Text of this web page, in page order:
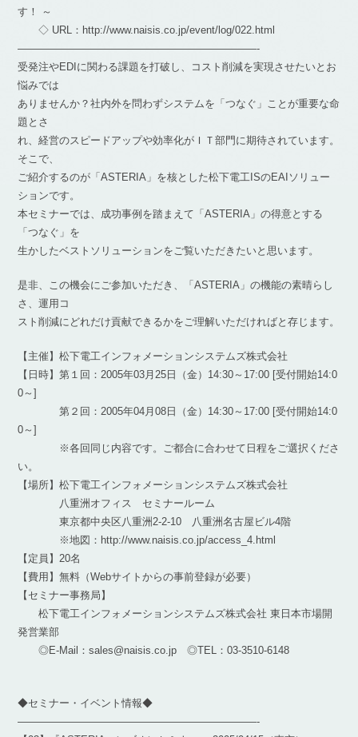
す！ ～
◇ URL：http://www.naisis.co.jp/event/log/022.html
———————————————————————-
受発注やEDIに関わる課題を打破し、コスト削減を実現させたいとお
悩みでは
ありませんか？社内外を問わずシステムを「つなぐ」ことが重要な命
題とさ
れ、経営のスピードアップや効率化がＩＴ部門に期待されています。
そこで、
ご紹介するのが「ASTERIA」を核とした松下電工ISのEAIソリュー
ションです。
本セミナーでは、成功事例を踏まえて「ASTERIA」の得意とする
「つなぐ」を
生かしたベストソリューションをご覧いただきたいと思います。
是非、この機会にご参加いただき、「ASTERIA」の機能の素晴らし
さ、運用コ
スト削減にどれだけ貢献できるかをご理解いただければと存じます。
【主催】松下電工インフォメーションシステムズ株式会社
【日時】第１回：2005年03月25日（金）14:30～17:00 [受付開始14:0
0～]
第２回：2005年04月08日（金）14:30～17:00 [受付開始14:0
0～]
※各回同じ内容です。ご都合に合わせて日程をご選択くださ
い。
【場所】松下電工インフォメーションシステムズ株式会社
八重洲オフィス セミナールーム
東京都中央区八重洲2-2-10 八重洲名古屋ビル4階
※地図：http://www.naisis.co.jp/access_4.html
【定員】20名
【費用】無料（Webサイトからの事前登録が必要）
【セミナー事務局】
松下電工インフォメーションシステムズ株式会社 東日本市場開
発営業部
◎E-Mail：sales@naisis.co.jp ◎TEL：03-3510-6148
◆セミナー・イベント情報◆
———————————————————————-